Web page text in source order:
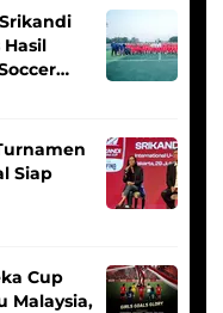
Siap
Cup
Malaysia,